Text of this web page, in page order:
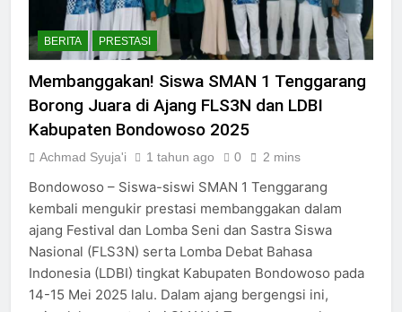
BERITA PRESTASI
Membanggakan! Siswa SMAN 1 Tenggarang
Borong Juara di Ajang FLS3N dan LDBI
Kabupaten Bondowoso 2025
Achmad Syuja'i 1 tahun ago 0 2 mins
Bondowoso – Siswa-siswi SMAN 1 Tenggarang
kembali mengukir prestasi membanggakan dalam
ajang Festival dan Lomba Seni dan Sastra Siswa
Nasional (FLS3N) serta Lomba Debat Bahasa
Indonesia (LDBI) tingkat Kabupaten Bondowoso pada
14-15 Mei 2025 lalu. Dalam ajang bergengsi ini,